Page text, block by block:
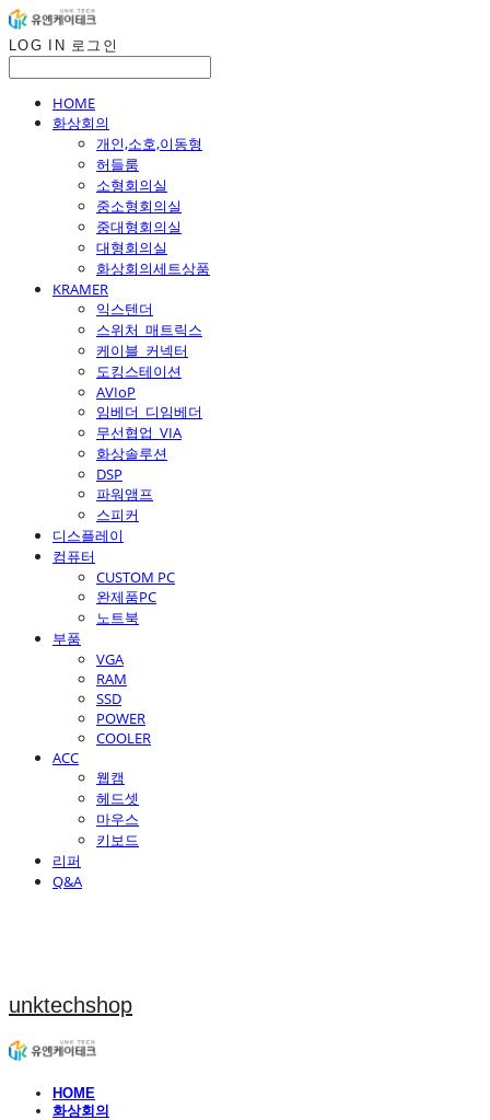
LOG IN 로그인
HOME
화상회의
개인,소호,이동형
허들룸
소형회의실
중소형회의실
중대형회의실
대형회의실
화상회의세트상품
KRAMER
익스텐더
스위처_매트릭스
케이블_커넥터
도킹스테이션
AVIoP
임베더_디임베더
무선협업_VIA
화상솔루션
DSP
파워앰프
스피커
디스플레이
컴퓨터
CUSTOM PC
완제품PC
노트북
부품
VGA
RAM
SSD
POWER
COOLER
ACC
웹캠
헤드셋
마우스
키보드
리퍼
Q&A
unktechshop
HOME
화상회의